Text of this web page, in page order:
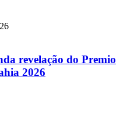
revelação do Premio
2026